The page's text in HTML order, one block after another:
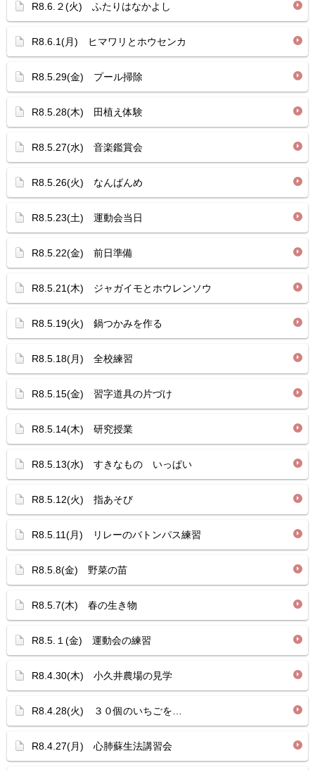
R8.6.２(火) ふたりはなかよし
R8.6.1(月) ヒマワリとホウセンカ
R8.5.29(金) プール掃除
R8.5.28(木) 田植え体験
R8.5.27(水) 音楽鑑賞会
R8.5.26(火) なんばんめ
R8.5.23(土) 運動会当日
R8.5.22(金) 前日準備
R8.5.21(木) ジャガイモとホウレンソウ
R8.5.19(火) 鍋つかみを作る
R8.5.18(月) 全校練習
R8.5.15(金) 習字道具の片づけ
R8.5.14(木) 研究授業
R8.5.13(水) すきなもの いっぱい
R8.5.12(火) 指あそび
R8.5.11(月) リレーのバトンパス練習
R8.5.8(金) 野菜の苗
R8.5.7(木) 春の生き物
R8.5.１(金) 運動会の練習
R8.4.30(木) 小久井農場の見学
R8.4.28(火) ３０個のいちごを…
R8.4.27(月) 心肺蘇生法講習会